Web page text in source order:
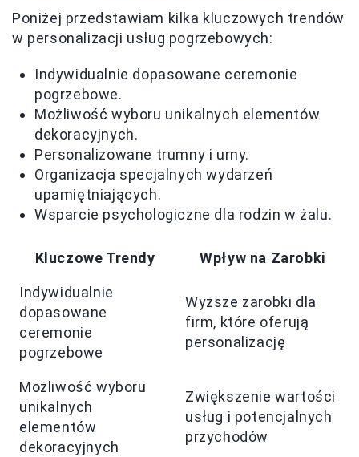
Poniżej przedstawiam kilka kluczowych trendów
w personalizacji usług pogrzebowych:
Indywidualnie dopasowane ceremonie
pogrzebowe.
Możliwość wyboru unikalnych elementów
dekoracyjnych.
Personalizowane trumny i urny.
Organizacja specjalnych wydarzeń
upamiętniających.
Wsparcie psychologiczne dla rodzin w żalu.
Kluczowe Trendy Wpływ na Zarobki
Indywidualnie
dopasowane
ceremonie
pogrzebowe
Wyższe zarobki dla
firm, które oferują
personalizację
Możliwość wyboru
unikalnych
elementów
dekoracyjnych
Zwiększenie wartości
usług i potencjalnych
przychodów